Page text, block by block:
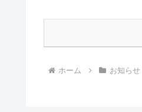
ホーム お知らせ